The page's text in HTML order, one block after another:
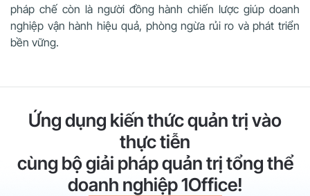
pháp chế còn là người đồng hành chiến lược giúp doanh
nghiệp vận hành hiệu quả, phòng ngừa rủi ro và phát triển
bền vững.
Ứng dụng kiến thức quản trị vào
thực tiễn
cùng bộ giải pháp quản trị tổng thể
doanh nghiệp 1Office!